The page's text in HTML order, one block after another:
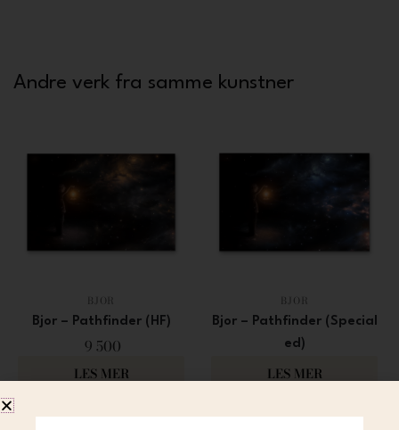
Andre verk fra samme kunstner
BJOR
Bjor – Pathfinder (HF)
9 500
LES MER
BJOR
Bjor – Pathfinder (Special
ed)
5 500
LES MER